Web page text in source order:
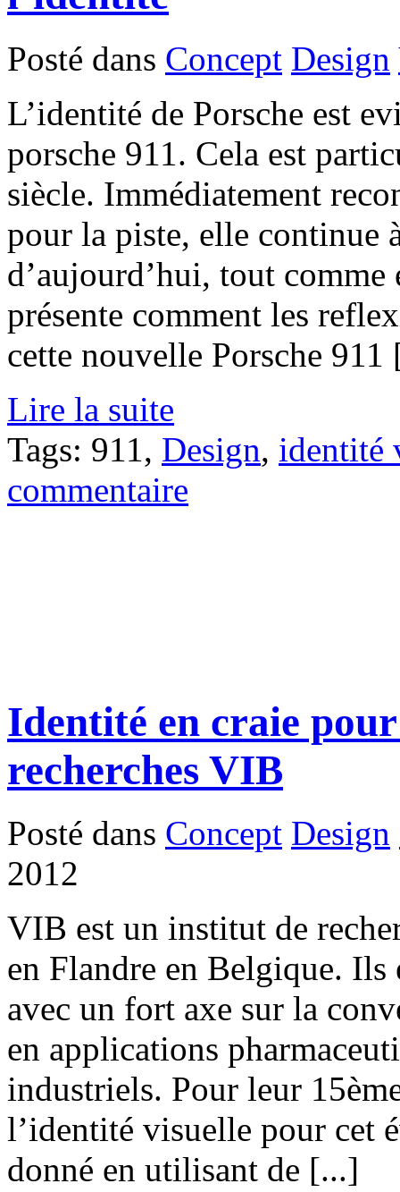
Posté dans Concept Design
L’identité de Porsche est
porsche 911. Cela est
siècle. Immédiatement
pour la piste, elle continue
d’aujourd’hui, tout
présente comment les
cette nouvelle Porsche 911
Lire la suite
Tags: 911, Design, identité
commentaire
Identité en craie
recherches VIB
Posté dans Concept Design
2012
VIB est un institut de
en Flandre en Belgique. Ils
avec un fort axe sur la
en applications
industriels. Pour leur
l’identité visuelle pour cet
donné en utilisant de [...]